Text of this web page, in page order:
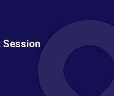
Session